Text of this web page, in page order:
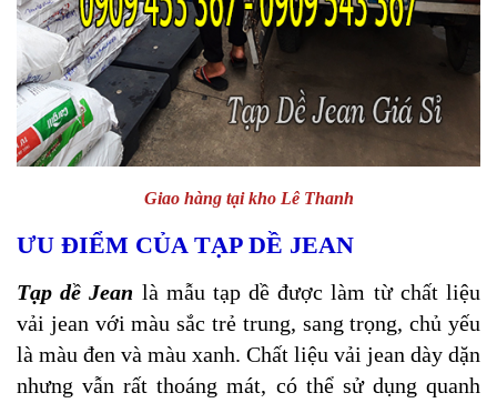
Giao hàng tại kho Lê Thanh
ƯU ĐIỂM CỦA TẠP DỀ JEAN
Tạp dề Jean là mẫu tạp dề được làm từ chất liệu
vải jean với màu sắc trẻ trung, sang trọng, chủ yếu
là màu đen và màu xanh. Chất liệu vải jean dày dặn
nhưng vẫn rất thoáng mát, có thể sử dụng quanh